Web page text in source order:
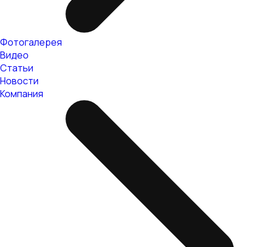
Фотогалерея
Видео
Статьи
Новости
Компания